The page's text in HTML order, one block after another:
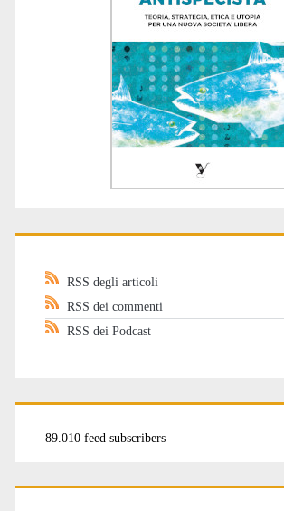
RSS degli articoli
RSS dei commenti
RSS dei Podcast
89.010 feed subscribers